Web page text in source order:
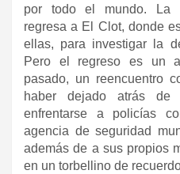
por todo el mundo. La
regresa a El Clot, donde
ellas, para investigar la
Pero el regreso es un
pasado, un reencuentro
haber dejado atrás de
enfrentarse a policías
agencia de seguridad
además de a sus propios
en un torbellino de